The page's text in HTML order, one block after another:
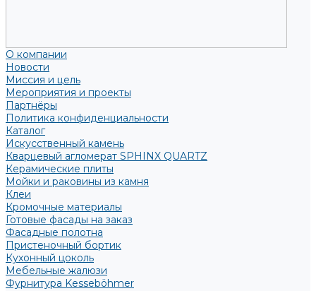
О компании
Новости
Миссия и цель
Мероприятия и проекты
Партнёры
Политика конфиденциальности
Каталог
Искусственный камень
Кварцевый агломерат SPHINX QUARTZ
Керамические плиты
Мойки и раковины из камня
Клеи
Кромочные материалы
Готовые фасады на заказ
Фасадные полотна
Пристеночный бортик
Кухонный цоколь
Мебельные жалюзи
Фурнитура Kesseböhmer